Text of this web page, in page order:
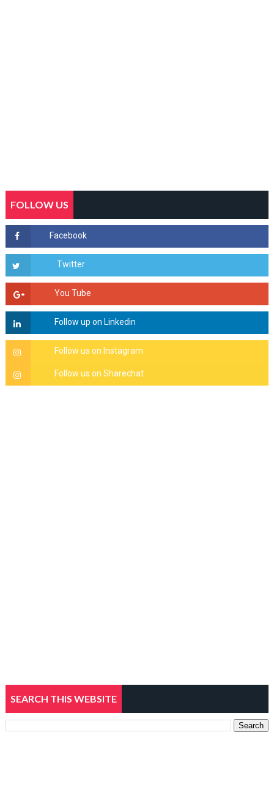
FOLLOW US
SEARCH THIS WEBSITE